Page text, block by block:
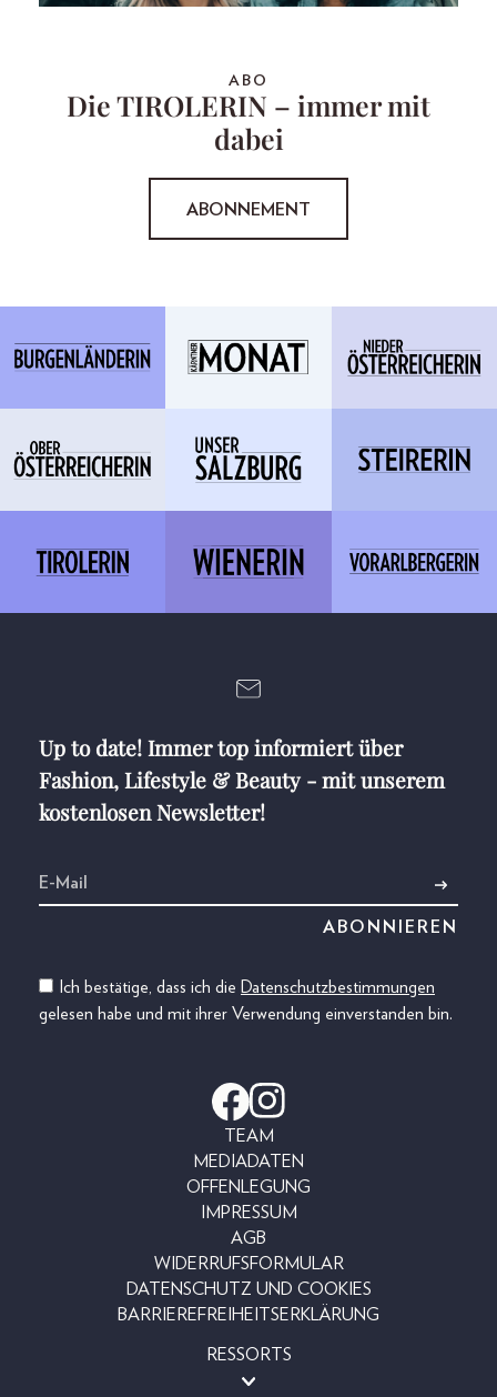
ABO
Die TIROLERIN – immer mit
dabei
ABONNEMENT
Up to date! Immer top informiert über
Fashion, Lifestyle & Beauty - mit unserem
kostenlosen Newsletter!
Ich bestätige, dass ich die Datenschutzbestimmungen
gelesen habe und mit ihrer Verwendung einverstanden bin.
TEAM
MEDIADATEN
OFFENLEGUNG
IMPRESSUM
AGB
WIDERRUFSFORMULAR
DATENSCHUTZ UND COOKIES
BARRIEREFREIHEITSERKLÄRUNG
RESSORTS